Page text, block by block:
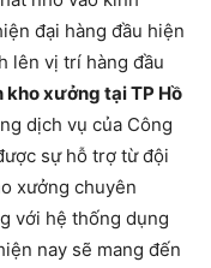
đại hàng đầu hiện
lên vị trí hàng đầu
kho xưởng tại TP Hồ
dịch vụ của Công
sự hỗ trợ từ đội
xưởng chuyên
với hệ thống dụng
nay sẽ mang đến